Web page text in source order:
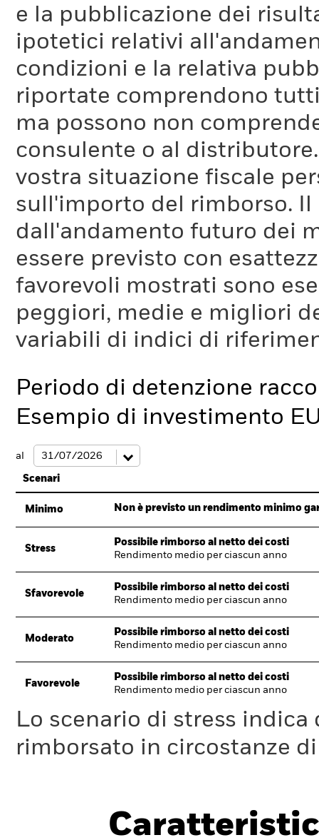
e la pubblicazione dei
ipotetici relativi
condizioni e la relativa
riportate comprendono
ma possono non
consulente o al
vostra situazione fiscale
sull'importo del rimborso.
dall'andamento futuro dei
essere previsto con
favorevoli mostrati sono
peggiori, medie e migliori
variabili di indici di
Periodo di detenzione
Esempio di investimento
al
Scenari
Minimo Non è previsto un rendimento minimo
Stress
Possibile rimborso al netto dei costi
Rendimento medio per ciascun anno
Sfavorevole
Possibile rimborso al netto dei costi
Rendimento medio per ciascun anno
Moderato
Possibile rimborso al netto dei costi
Rendimento medio per ciascun anno
Favorevole
Possibile rimborso al netto dei costi
Rendimento medio per ciascun anno
Lo scenario di stress
rimborsato in circostanze